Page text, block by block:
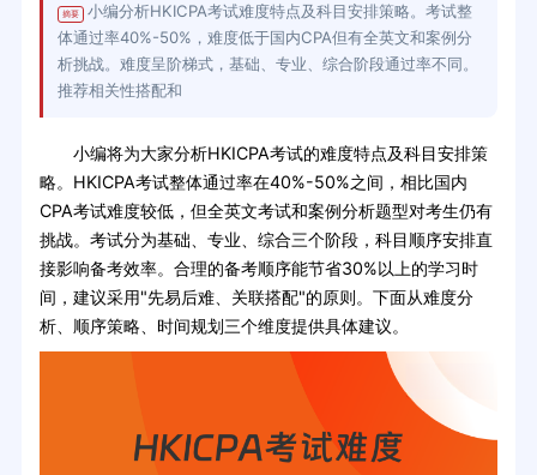
摘要
小编分析HKICPA考试难度特点及科目安排策略。考试整
体通过率40%-50%，难度低于国内CPA但有全英文和案例分
析挑战。难度呈阶梯式，基础、专业、综合阶段通过率不同。
推荐相关性搭配和
小编将为大家分析HKICPA考试的难度特点及科目安排策
略。HKICPA考试整体通过率在40%-50%之间，相比国内
CPA考试难度较低，但全英文考试和案例分析题型对考生仍有
挑战。考试分为基础、专业、综合三个阶段，科目顺序安排直
接影响备考效率。合理的备考顺序能节省30%以上的学习时
间，建议采用"先易后难、关联搭配"的原则。下面从难度分
析、顺序策略、时间规划三个维度提供具体建议。